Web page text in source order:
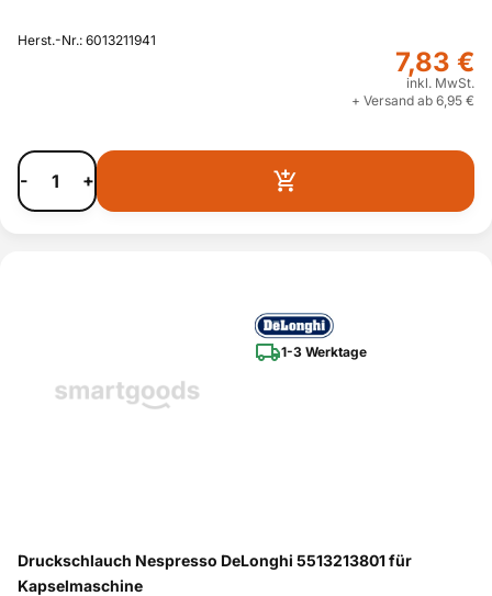
Herst.-Nr.: 6013211941
7,83 €
inkl. MwSt.
+ Versand ab 6,95 €
- +
1-3 Werktage
Druckschlauch Nespresso DeLonghi 5513213801 für
Kapselmaschine